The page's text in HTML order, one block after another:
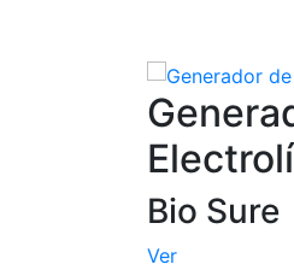
Bio Sure
Ver